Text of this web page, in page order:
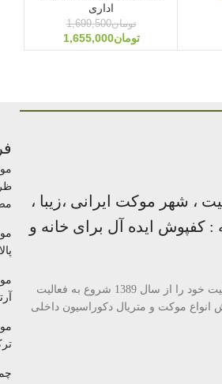
اداری
تومان1,699,500
تومان1,655,000
، شهر موکت ایرانی ،زیبا ،
کفپوش ایده آل برای خانه و
شهر موکت ایرانی فعالیت خود را از سال 1389 شروع به فعالیت
موکت و متریال دکوراسیون داخلی